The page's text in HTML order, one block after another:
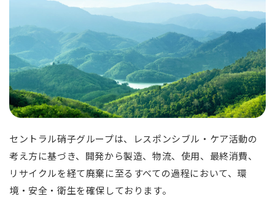
セントラル硝子グループは、レスポンシブル・ケア活動の
考え方に基づき、開発から製造、物流、使用、最終消費、
リサイクルを経て廃棄に至るすべての過程において、環
境・安全・衛生を確保しております。